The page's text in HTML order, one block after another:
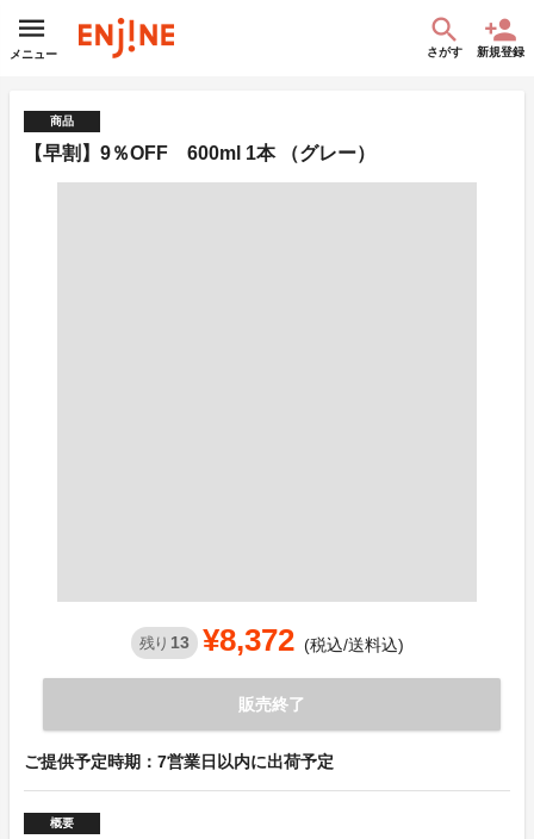
メニュー さがす 新規登録
商品
【早割】9％OFF 600ml 1本 （グレー）
残り 13 ¥8,372 (税込/送料込)
販売終了
ご提供予定時期：7営業日以内に出荷予定
概要